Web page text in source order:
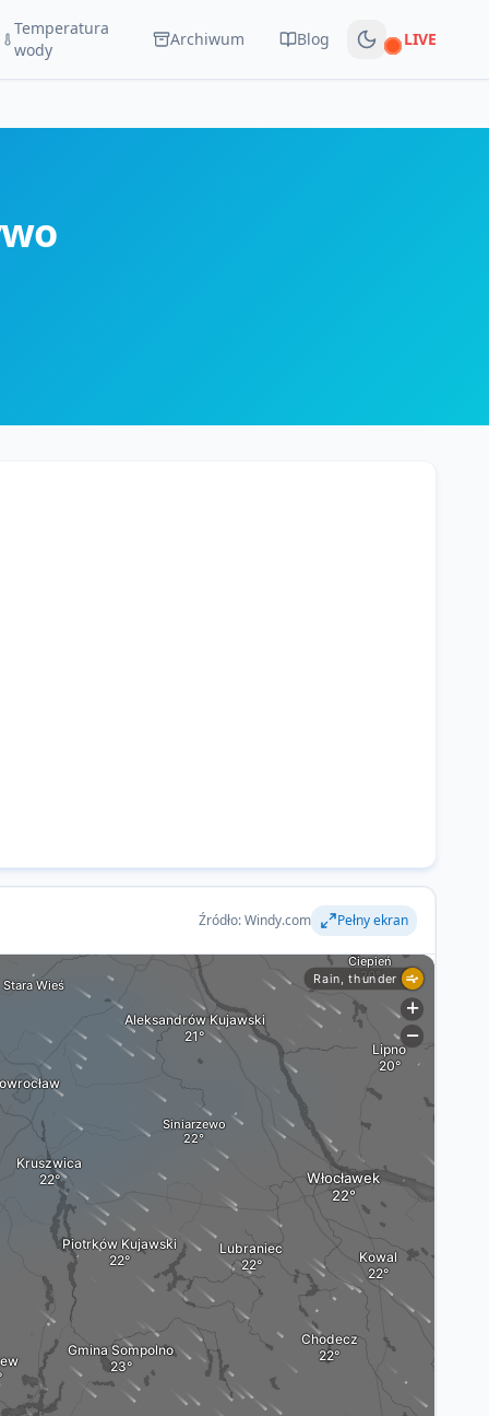
Temperatura
wody
Archiwum Blog Na żywo
LIVE
Źródło: Windy.com Pełny ekran